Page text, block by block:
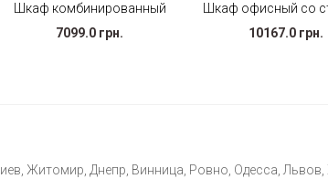
Шкаф комбинированный
7099.0 грн.
Шкаф офисный со
10167.0 грн.
Житомир, Днепр, Винница, Ровно, Одесса,